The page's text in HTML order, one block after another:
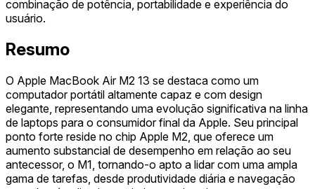
combinação de potência, portabilidade e experiência do
usuário.
Resumo
O Apple MacBook Air M2 13 se destaca como um
computador portátil altamente capaz e com design
elegante, representando uma evolução significativa na linha
de laptops para o consumidor final da Apple. Seu principal
ponto forte reside no chip Apple M2, que oferece um
aumento substancial de desempenho em relação ao seu
antecessor, o M1, tornando-o apto a lidar com uma ampla
gama de tarefas, desde produtividade diária e navegação